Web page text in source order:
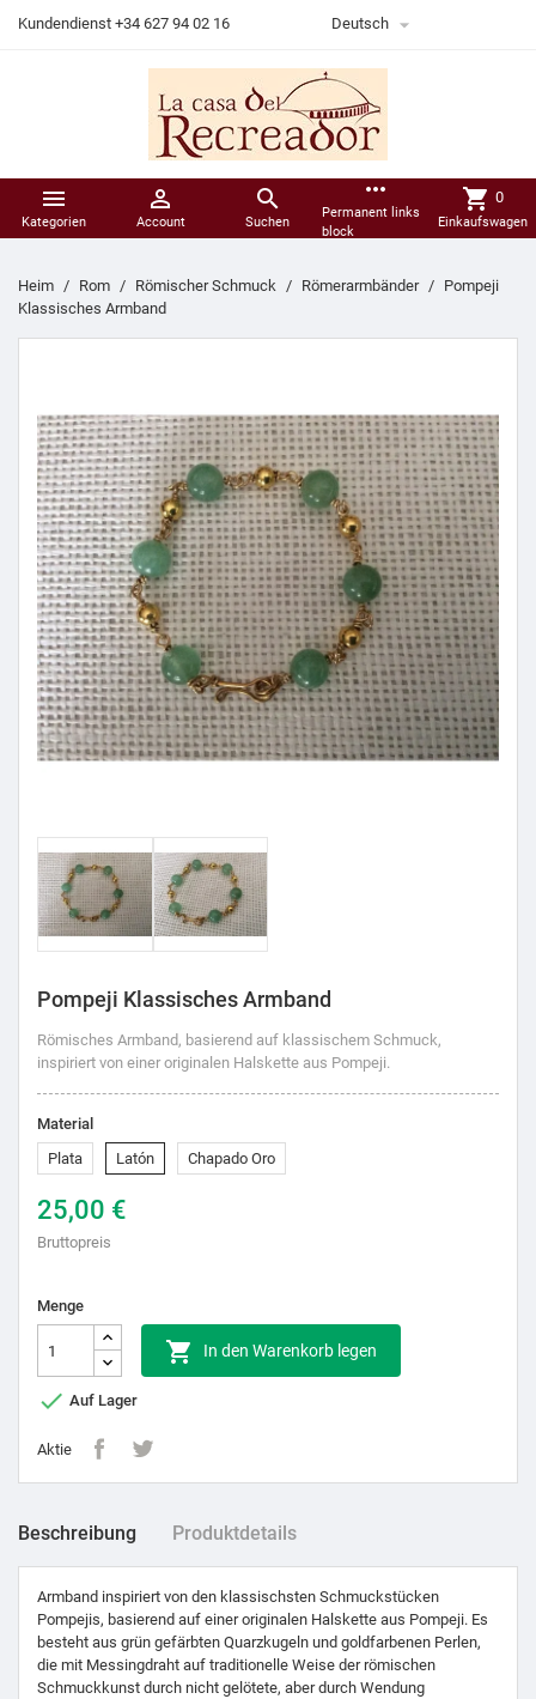
Kundendienst +34 627 94 02 16 Deutsch 

Kategorien

Account

Suchen
more_horiz
Permanent links
block
shopping_cart 0
Einkaufswagen
Heim Rom Römischer Schmuck Römerarmbänder
Pompeji
Klassisches Armband
Pompeji Klassisches Armband
Römisches Armband, basierend auf klassischem Schmuck,
inspiriert von einer originalen Halskette aus Pompeji.
Material
Plata
Latón Chapado Oro
25,00 €
Bruttopreis
Menge
 In den Warenkorb legen
 Auf Lager
Aktie
Beschreibung Produktdetails
Armband inspiriert von den klassischsten Schmuckstücken
Pompejis, basierend auf einer originalen Halskette aus Pompeji. Es
besteht aus grün gefärbten Quarzkugeln und goldfarbenen Perlen,
die mit Messingdraht auf traditionelle Weise der römischen
Schmuckkunst durch nicht gelötete, aber durch Wendung